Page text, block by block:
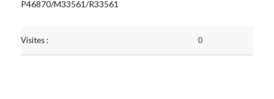
P46870/M33561/R33561
Visites : 0